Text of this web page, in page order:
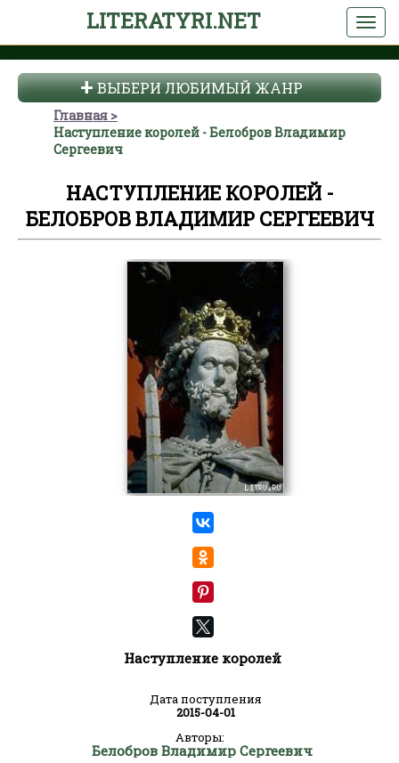
LITERATYRI.NET
ВЫБЕРИ ЛЮБИМЫЙ ЖАНР
Главная
Наступление королей - Белобров Владимир
Сергеевич
НАСТУПЛЕНИЕ КОРОЛЕЙ -
БЕЛОБРОВ ВЛАДИМИР СЕРГЕЕВИЧ
Наступление королей
Дата поступления
2015-04-01
Авторы:
Белобров Владимир Сергеевич